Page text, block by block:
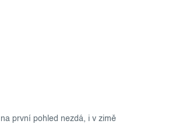
první pohled nezdá, i v zimě